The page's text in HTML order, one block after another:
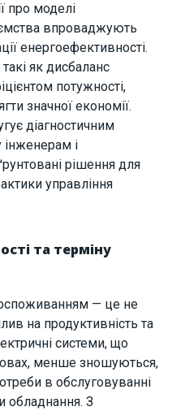
про моделі
впроваджують
енергоефективності.
як дисбаланс
потужності,
значної економії.
діагностичним
інженерам і
рішення для
управління
та терміну
— це не
на продуктивність та
системи, що
менше зношуються,
в обслуговуванні
обладнання. З